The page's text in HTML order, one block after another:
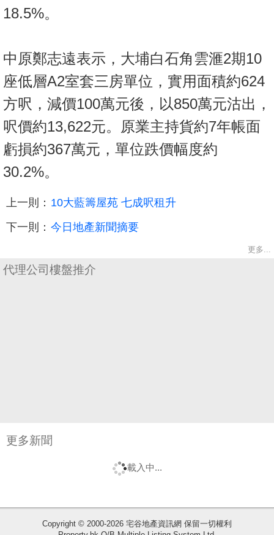
18.5%。
中原鄭志遠表示，大埔白石角雲滙2期10
座低層A2室套三房單位，實用面積約624
方呎，減價100萬元後，以850萬元沽出，
呎價約13,622元。原業主持貨約7年帳面
虧損約367萬元，單位跌價幅度約
30.2%。
上一則： 10大藍籌屋苑 七成呎租升
下一則： 今日地產新聞摘要
更多...
代理公司樓盤推介
更多新聞
載入中...
Copyright © 2000-2026 宅谷地產資訊網 保留一切權利